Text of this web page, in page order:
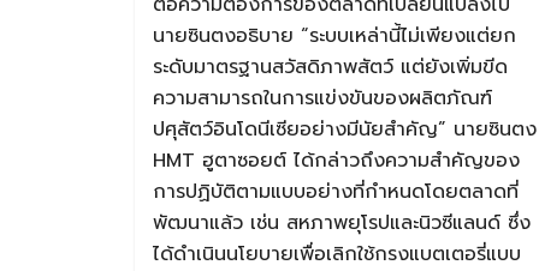
นายซินตงอธิบาย “ระบบเหล่านี้ไม่เพียงแต่ยก
ระดับมาตรฐานสวัสดิภาพสัตว์ แต่ยังเพิ่มขีด
ความสามารถในการแข่งขันของผลิตภัณฑ์
ปศุสัตว์อินโดนีเซียอย่างมีนัยสำคัญ” นายซินตง
HMT ฮูตาซอยต์ ได้กล่าวถึงความสำคัญของ
การปฏิบัติตามแบบอย่างที่กำหนดโดยตลาดที่
พัฒนาแล้ว เช่น สหภาพยุโรปและนิวซีแลนด์ ซึ่ง
ได้ดำเนินนโยบายเพื่อเลิกใช้กรงแบตเตอรี่แบบ